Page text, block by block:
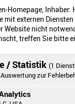
und wisperte:
Kopf aus der
Regen eingesetzt
warfen sich mit
Homepage,
mit externen
Website nicht
treffen Sie bitte
/ Statistik (1
zur